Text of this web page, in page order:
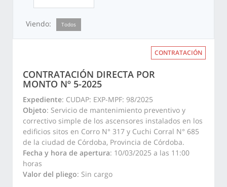
Viendo: Todos
CONTRATACIÓN
CONTRATACIÓN DIRECTA POR
MONTO Nº 5-2025
Expediente: CUDAP: EXP-MPF: 98/2025
Objeto: Servicio de mantenimiento preventivo y
correctivo simple de los ascensores instalados en los
edificios sitos en Corro N° 317 y Cuchi Corral N° 685
de la ciudad de Córdoba, Provincia de Córdoba.
Fecha y hora de apertura: 10/03/2025 a las 11:00
horas
Valor del pliego: Sin cargo